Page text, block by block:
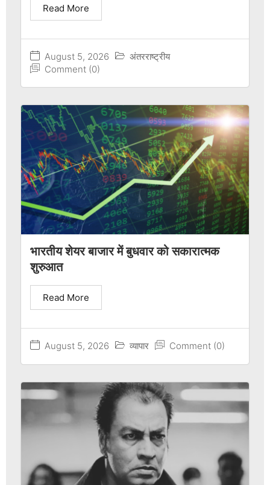
August 5, 2026
अंतरराष्ट्रीय
Comment (0)
Read More
भारतीय शेयर बाजार में बुधवार को सकारात्मक
शुरुआत
August 5, 2026 व्यापार Comment (0)
Read More